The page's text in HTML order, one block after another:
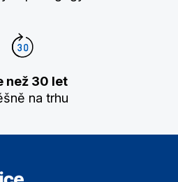
než 30 let
na trhu